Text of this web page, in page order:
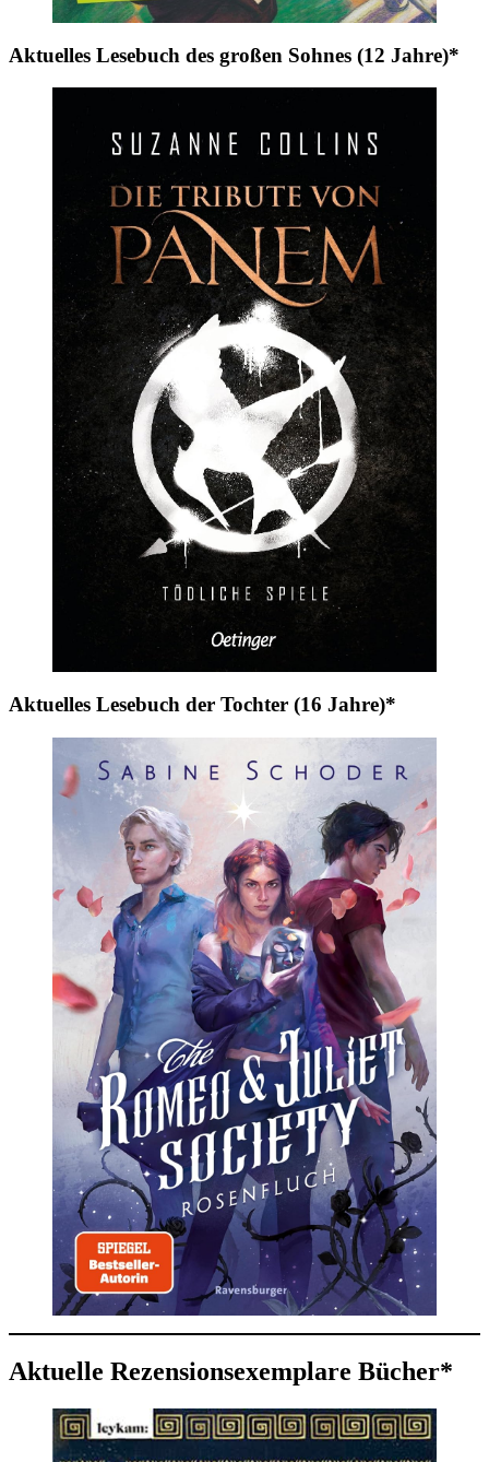
Aktuelles Lesebuch des großen Sohnes (12 Jahre)*
Aktuelles Lesebuch der Tochter (16 Jahre)*
Aktuelle Rezensionsexemplare Bücher*